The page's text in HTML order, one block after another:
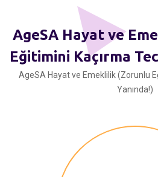
AgeSA Hayat ve
Eğitimini Kaçırma
AgeSA Hayat ve Emeklilik (Zorunlu
Yanında!)